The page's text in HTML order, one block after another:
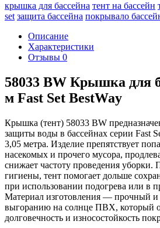
крышка для бассейна тент на бассейн
set защита бассейна покрывало
Описание
Характеристики
Отзывы 0
58033 BW Крышка для
м Fast Set BestWay
Крышка (тент) 58033 BW
защиты воды в бассейнах серии Fast
3,05 метра. Изделие препятствует
насекомых и прочего мусора,
снижает частоту проведения уборки.
гигиены, тент помогает дольше
при использовании подогрева или в
Материал изготовления — прочный
выгоранию на солнце ПВХ, который
долговечность и износостойкость